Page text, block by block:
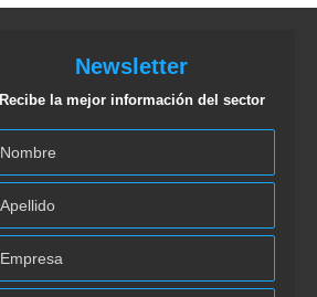
Newsletter
Recibe la mejor información del sector